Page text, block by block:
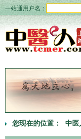
一站通用户名：
您现在的位置： 中医